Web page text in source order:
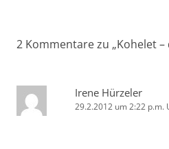
2 Kommentare zu „Kohelet
Irene Hürzeler
29.2.2012 um 2:22 p.m.